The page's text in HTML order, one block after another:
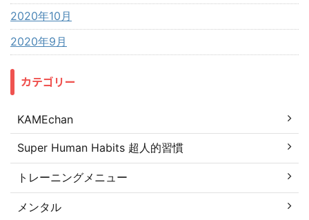
2020年10月
2020年9月
カテゴリー
KAMEchan
Super Human Habits 超人的習慣
トレーニングメニュー
メンタル